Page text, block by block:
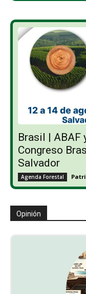
Brasil | ABAF
Congreso
Salvador
Agenda Forestal
Opinión